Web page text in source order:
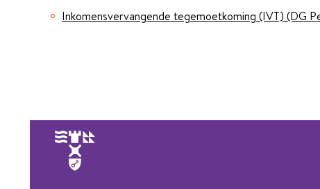
Inkomensvervangende tegemoetkoming (IVT) (DG